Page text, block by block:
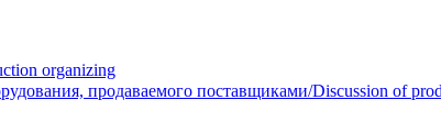
organizing
продаваемого поставщиками/Discussion of